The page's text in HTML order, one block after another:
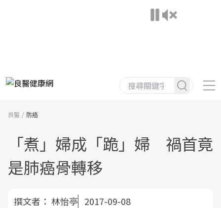
良醫 防癌
「煮」婦成「跪」婦 禍首竟
是肺癌骨轉移
撰文者： 林怡亭 2017-09-08